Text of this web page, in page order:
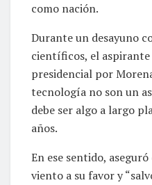
como nación.
Durante un desayuno
científicos, el
presidencial por
tecnología no son un
debe ser algo a largo
años.
En ese sentido,
viento a su favor y